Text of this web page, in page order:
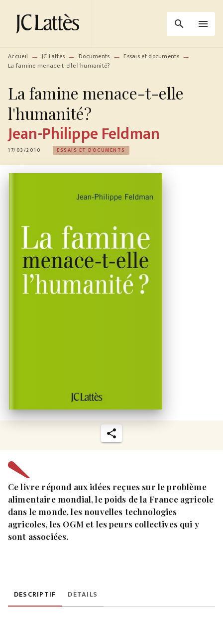
MENU RECHERCHE
PIED DE PAGE
search menu
Accueil — JC Lattès — Documents — Essais et documents —
La famine menace-t-elle l'humanité?
La famine menace-t-elle
l'humanité?
Jean-Philippe Feldman
17/03/2010 ESSAIS ET DOCUMENTS
Ce livre répond aux idées reçues sur le problème
alimentaire mondial, le poids de la France agricole
dans le monde, les nouvelles technologies
agricoles, les OGM et les peurs collectives qui y
sont associées.
DESCRIPTIF DÉTAILS